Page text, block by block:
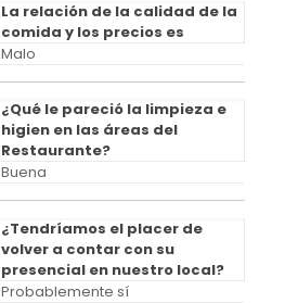
La relación de la calidad de la
comida y los precios es
Malo
¿Qué le pareció la limpieza e
higien en las áreas del
Restaurante?
Buena
¿Tendríamos el placer de
volver a contar con su
presencial en nuestro local?
Probablemente sí